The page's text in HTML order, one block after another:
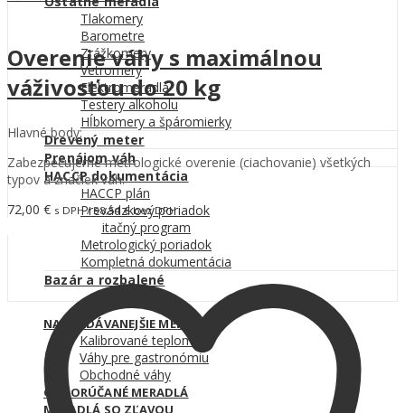
Tlakomery
Barometre
Zrážkomery
Vetromery
Elektromeradlá
Testery alkoholu
Hĺbkomery a špáromierky
Drevený meter
Prenájom váh
HACCP dokumentácia
HACCP plán
Prevádzkový poriadok
Sanitačný program
Metrologický poriadok
Kompletná dokumentácia
Bazár a rozbalené
NAJPREDÁVANEJŠIE MERADLÁ
Kalibrované teplomery
Váhy pre gastronómiu
Obchodné váhy
ODPORÚČANÉ MERADLÁ
MERADLÁ SO ZĽAVOU
Overenie váhy s maximálnou
váživosťou do 20 kg
Hlavné body:
Zabezpečujeme metrologické overenie (ciachovanie) všetkých
typov a značiek váh.
72,00 € s DPH /58,54€bez DPH